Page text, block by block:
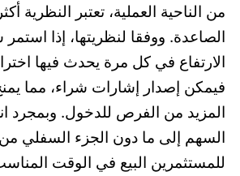
من الناحية العملية، تعتبر النظرية
الصاعدة. ووفقا لنظريتها، إذا
الارتفاع في كل مرة يحدث فيها
فيمكن إصدار إشارات شراء، مما
المزيد من الفرص للدخول. وبمجرد
السهم إلى ما دون الجزء السفلي
للمستثمرين البيع في الوقت